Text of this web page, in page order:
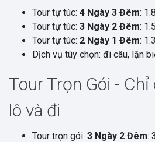
Tour tự túc: 4 Ngày 3 Đêm:
Tour tự túc: 3 Ngày 2 Đêm:
Tour tự túc: 2 Ngày 1 Đêm:
Dịch vụ tùy chọn: đi câu, lặn
Tour Trọn Gói -
lô và đi
Tour trọn gói: 3 Ngày 2 Đêm: